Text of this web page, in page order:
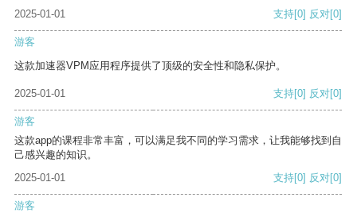
2025-01-01
支持[0] 反对[0]
游客
这款加速器VPM应用程序提供了顶级的安全性和隐私保护。
2025-01-01 支持[0] 反对[0]
游客
这款app的课程非常丰富，可以满足我不同的学习需求，让我能够找到自
己感兴趣的知识。
2025-01-01
支持[0] 反对[0]
游客